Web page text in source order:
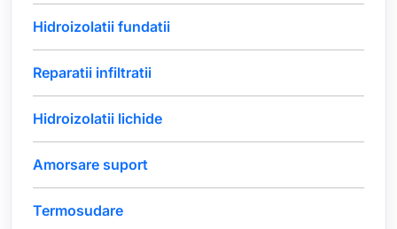
Hidroizolatii fundatii
Reparatii infiltratii
Hidroizolatii lichide
Amorsare suport
Termosudare